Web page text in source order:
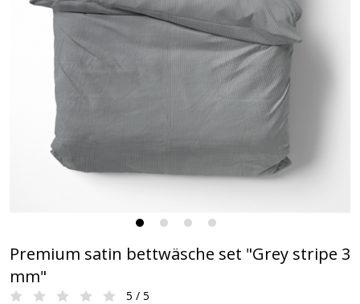
Premium satin bettwäsche set "Grey stripe 3
mm"
5 / 5